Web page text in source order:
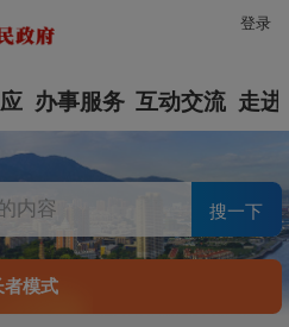
登录
办事服务 互动交流 走进
搜一下
者模式